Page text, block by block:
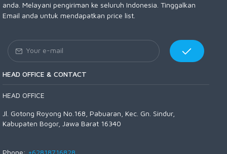
anda. Melayani pengiriman ke seluruh Indonesia. Tinggalkan
Email anda untuk mendapatkan price list.
HEAD OFFICE & CONTACT
HEAD OFFICE
Jl. Gotong Royong No.168, Pabuaran, Kec. Gn. Sindur,
Kabupaten Bogor, Jawa Barat 16340